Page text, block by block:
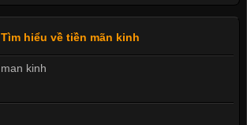
Tìm hiểu về tiền mãn kinh